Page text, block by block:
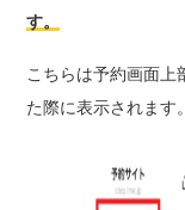
す。
こちらは予約画面上
た際に表示されます。